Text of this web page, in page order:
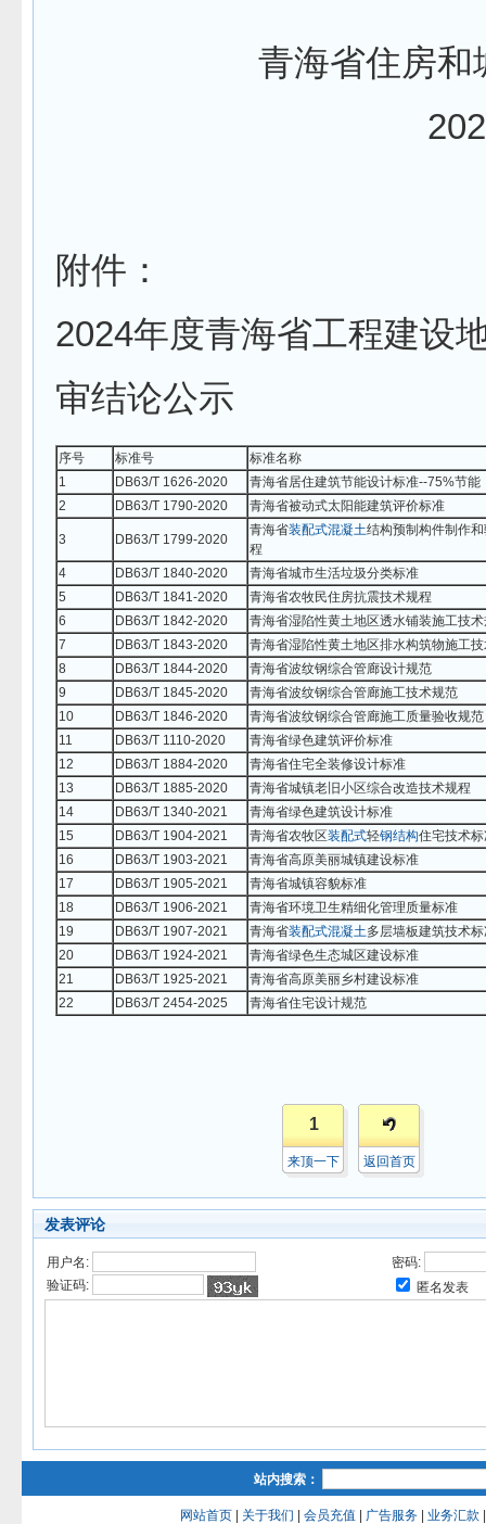
青海省住房和
附件：
2024年度青海省工程建设
审结论公示
序号 标准号
标准名称
1
DB63/T 1626-2020
青海省居住建筑节能设计标准--75%节能
2
DB63/T 1790-2020 青海省被动式太阳能建筑评价标准
3 DB63/T 1799-2020
青海省装配式混凝土结构预制构件制作
程
4
DB63/T 1840-2020
青海省城市生活垃圾分类标准
5
DB63/T 1841-2020
青海省农牧民住房抗震技术规程
6
DB63/T 1842-2020
青海省湿陷性黄土地区透水铺装施工技
7
DB63/T 1843-2020
青海省湿陷性黄土地区排水构筑物施工
8
DB63/T 1844-2020
青海省波纹钢综合管廊设计规范
9
DB63/T 1845-2020
青海省波纹钢综合管廊施工技术规范
10
DB63/T 1846-2020
青海省波纹钢综合管廊施工质量验收规范
11
DB63/T 1110-2020
青海省绿色建筑评价标准
12
DB63/T 1884-2020
青海省住宅全装修设计标准
13
DB63/T 1885-2020
青海省城镇老旧小区综合改造技术规程
14
DB63/T 1340-2021
青海省绿色建筑设计标准
15
DB63/T 1904-2021 青海省农牧区装配式轻钢结构住宅技术
16
DB63/T 1903-2021
青海省高原美丽城镇建设标准
17
DB63/T 1905-2021
青海省城镇容貌标准
18
DB63/T 1906-2021
青海省环境卫生精细化管理质量标准
19
DB63/T 1907-2021 青海省装配式混凝土多层墙板建筑技术
20
DB63/T 1924-2021
青海省绿色生态城区建设标准
21
DB63/T 1925-2021
青海省高原美丽乡村建设标准
22
DB63/T 2454-2025 青海省住宅设计规范
1
来顶一下 返回首页
发表评论
用户名:
密码:
验证码:
匿名发表
站内搜索：
网站首页 关于我们 会员充值 广告服务 业务汇款